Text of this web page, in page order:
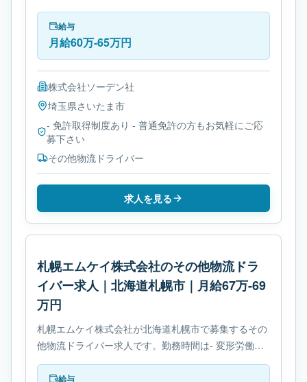
制度ありです。
給与
月給60万-65万円
株式会社ソーデン社
埼玉県さいたま市
- 免許取得制度あり - 普通免許の方もお気軽にご応
募下さい
その他物流ドライバー
求人を見る
札幌エムケイ株式会社のその他物流ドラ
イバー求人｜北海道札幌市｜月給67万-69
万円
札幌エムケイ株式会社が北海道札幌市で募集するその
他物流ドライバー求人です。勤務時間は- 変形労働時
間制です。必要免許は- 免許取得制度ありです。
給与